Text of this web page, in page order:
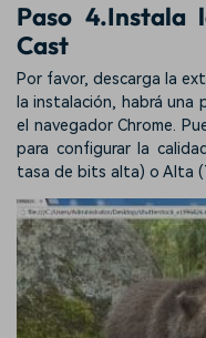
Paso 4.Instala
Cast
Por favor, descarga la
la instalación, habrá una
el navegador Chrome.
para configurar la
tasa de bits alta) o Alta